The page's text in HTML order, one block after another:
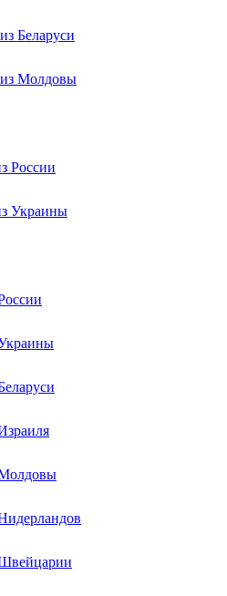
Беларуси
Молдовы
России
Украины